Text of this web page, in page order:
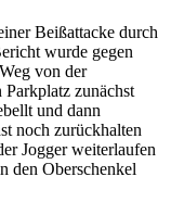
Beißattacke durch
wurde gegen
von der
zunächst
und dann
noch zurückhalten
Jogger weiterlaufen
den Oberschenkel